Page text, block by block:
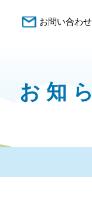
お問い合わせ
お知